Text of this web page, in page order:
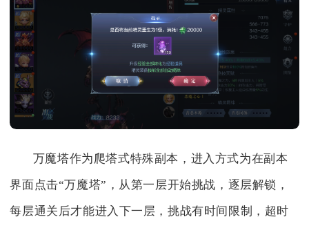
万魔塔作为爬塔式特殊副本，进入方式为在副本
界面点击“万魔塔”，从第一层开始挑战，逐层解锁，
每层通关后才能进入下一层，挑战有时间限制，超时